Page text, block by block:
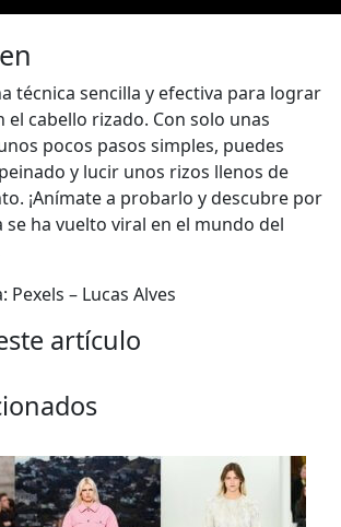
técnica sencilla y efectiva para lograr
el cabello rizado. Con solo unas
pocos pasos simples, puedes
y lucir unos rizos llenos de
¡Anímate a probarlo y descubre por
se ha vuelto viral en el mundo del
– Lucas Alves
artículo